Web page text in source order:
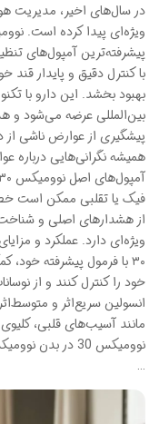
در سال‌های اخیر، مدیریت
پیشرفته‌ترین آمپول‌های
با کنترل دقیق و پایدار
بهبود بخشد. این دارو با
بین‌المللی عرضه می‌شود و
پیشگیری از عوارض ناشی از
همیشه نگرانی‌هایی درباره
فیک یا تقلبی ممکن است
از هشدارهای اصلی و
۳۰ با فرمول پیشرفته
خود را کنترل کنند و از
انسولین سریع‌اثر و
مانند آسیب‌های قلبی،
…